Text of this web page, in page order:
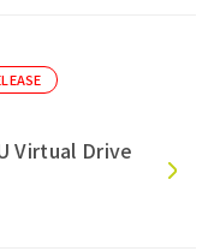
Virtual Drive